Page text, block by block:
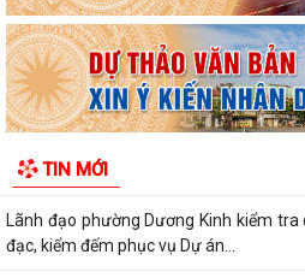
TIN MỚI
Phường Dương Kinh thống nhất công
họp chuyên đề năm 2026) HĐND
Công đoàn phường Dương Kinh công
thành lập 05 công đoàn cơ sở mới
Lãnh đạo phường Dương Kinh kiểm tra
đạc, kiểm đếm phục vụ Dự án...